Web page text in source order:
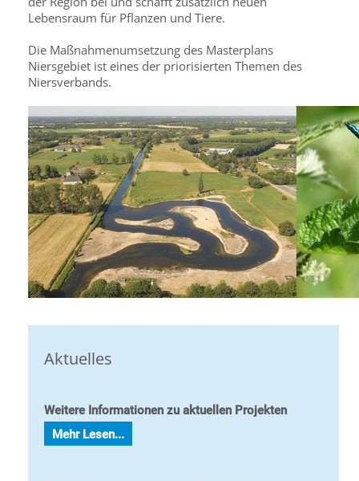
Lebensraum für Pflanzen und Tiere.
Die Maßnahmenumsetzung des Masterplans
Niersgebiet ist eines der priorisierten Themen des
Niersverbands.
Aktuelles
Weitere Informationen zu aktuellen Projekten
Mehr Lesen...